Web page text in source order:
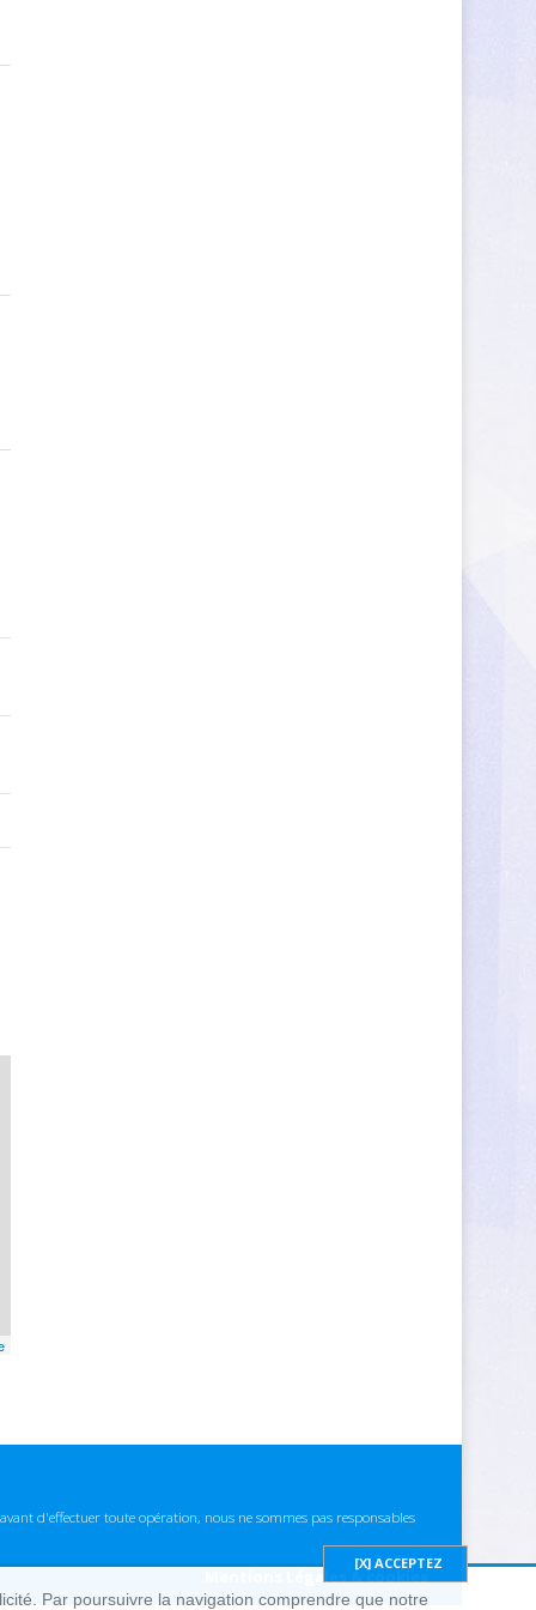
d'effectuer toute opération, nous ne sommes pas responsables
Mentions Légales & cookies
Par poursuivre la navigation comprendre que notre